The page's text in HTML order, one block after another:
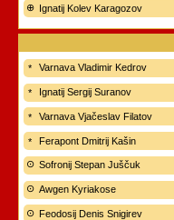
Ignatij Kolev Karagozov
Varnava Vladimir Kedrov
Ignatij Sergij Suranov
Varnava Vjačeslav Filatov
Ferapont Dmitrij Kašin
Sofronij Stepan Juščuk
Awgen Kyriakose
Feodosij Denis Snigirev